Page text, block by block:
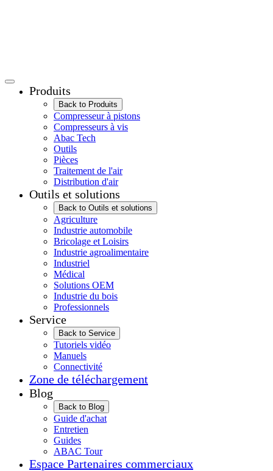
Produits
Back to Produits
Compresseur à pistons
Compresseurs à vis
Abac Tech
Outils
Pièces
Traitement de l'air
Distribution d'air
Outils et solutions
Back to Outils et solutions
Agriculture
Industrie automobile
Bricolage et Loisirs
Industrie agroalimentaire
Industriel
Médical
Solutions OEM
Industrie du bois
Professionnels
Service
Back to Service
Tutoriels vidéo
Manuels
Connectivité
Zone de téléchargement
Blog
Back to Blog
Guide d'achat
Entretien
Guides
ABAC Tour
Espace Partenaires commerciaux